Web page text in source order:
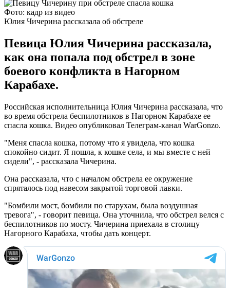
Фото: кадр из видео
Юлия Чичерина рассказала об обстреле
Певица Юлия Чичерина рассказала,
как она попала под обстрел в зоне
боевого конфликта в Нагорном
Карабахе.
Российская исполнительница Юлия Чичерина рассказала, что
во время обстрела беспилотников в Нагорном Карабахе ее
спасла кошка. Видео опубликовал Телеграм-канал WarGonzo.
"Меня спасла кошка, потому что я увидела, что кошка
спокойно сидит. Я пошла, к кошке села, и мы вместе с ней
сидели", - рассказала Чичерина.
Она рассказала, что с началом обстрела ее окружение
спряталось под навесом закрытой торговой лавки.
"Бомбили мост, бомбили по старухам, была воздушная
тревога", - говорит певица. Она уточнила, что обстрел велся с
беспилотников по мосту. Чичерина приехала в столицу
Нагорного Карабаха, чтобы дать концерт.